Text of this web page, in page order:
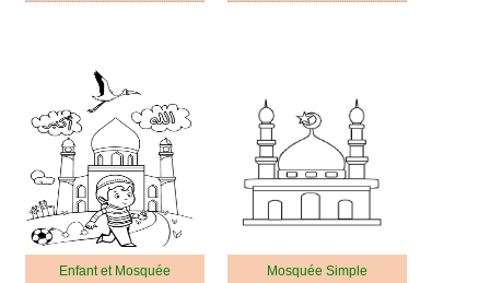
Enfant et Mosquée Mosquée Simple